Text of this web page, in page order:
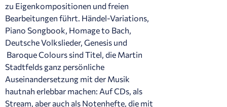
zu Eigenkompositionen und freien
Bearbeitungen führt. Händel-Variations,
Piano Songbook, Homage to Bach,
Deutsche Volkslieder, Genesis und
Baroque Colours sind Titel, die Martin
Stadtfelds ganz persönliche
Auseinandersetzung mit der Musik
hautnah erlebbar machen: Auf CDs, als
Stream, aber auch als Notenhefte, die mit